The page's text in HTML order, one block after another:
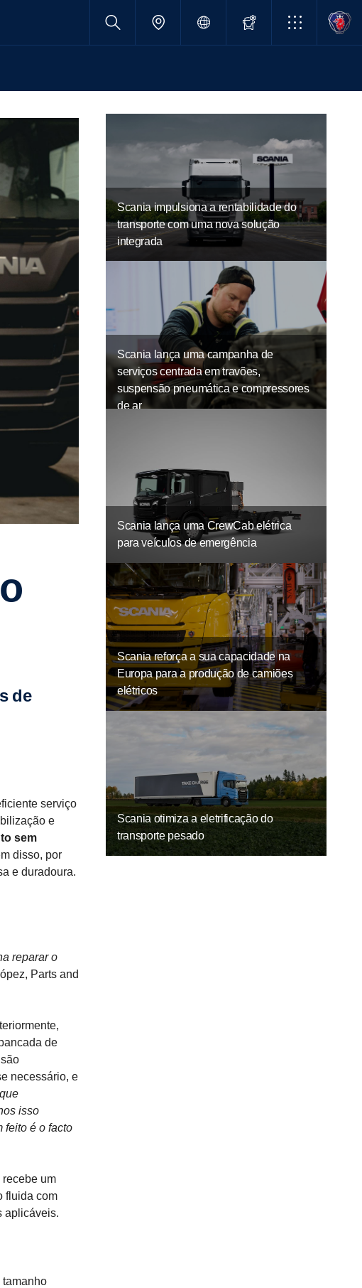
serviço
e
sem
disso, por
e duradoura.
reparar o
Parts and
de
necessário, e
isso
feito é o facto
recebe um
fluida com
aplicáveis.
tamanho
Scania impulsiona a rentabilidade do
transporte com uma nova solução
integrada
Scania lança uma campanha de
serviços centrada em travões,
suspensão pneumática e compressores
de ar
Scania lança uma CrewCab elétrica
para veículos de emergência
Scania reforça a sua capacidade na
Europa para a produção de camiões
elétricos
Scania otimiza a eletrificação do
transporte pesado